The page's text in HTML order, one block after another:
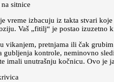
sitnice
vreme izbacuju iz takta stvari
Vaš „fitilj“ je postao izuzetno
vikanjem, pretnjama ili čak
kontrole, neminovno
imali unutrašnju kočnicu. Ovo je